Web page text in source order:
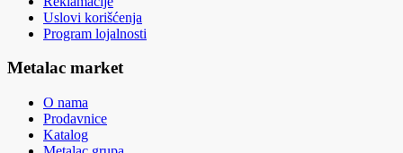
Uslovi korišćenja
Program lojalnosti
Metalac market
O nama
Prodavnice
Katalog